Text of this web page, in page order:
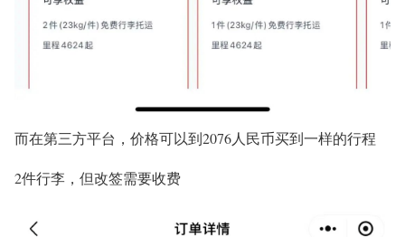
而在第三方平台，价格可以到2076人民币买到一样的行程
2件行李，但改签需要收费